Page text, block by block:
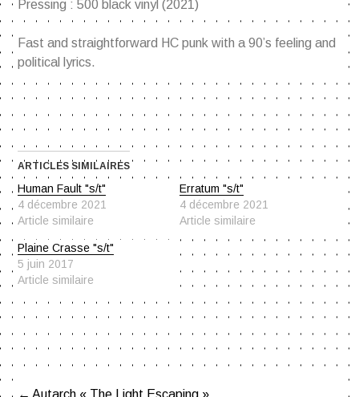
Pressing : 500 black vinyl (2021)
Fast and straightforward HC punk with a 90’s feeling and
political lyrics.
ARTICLES SIMILAIRES
Human Fault "s/t"
4 décembre 2021
Article similaire
Erratum "s/t"
4 décembre 2021
Article similaire
Plaine Crasse "s/t"
5 juin 2017
Article similaire
Autarch « The Light Escaping »